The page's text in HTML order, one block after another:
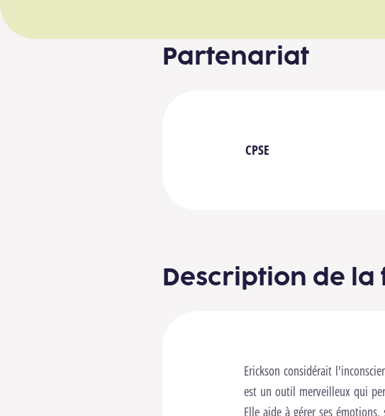
Partenariat
CPSE
Description de
Erickson considérait
est un outil merveilleux qui
Elle aide à gérer ses